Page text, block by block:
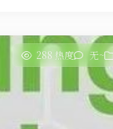
288 热度 无~